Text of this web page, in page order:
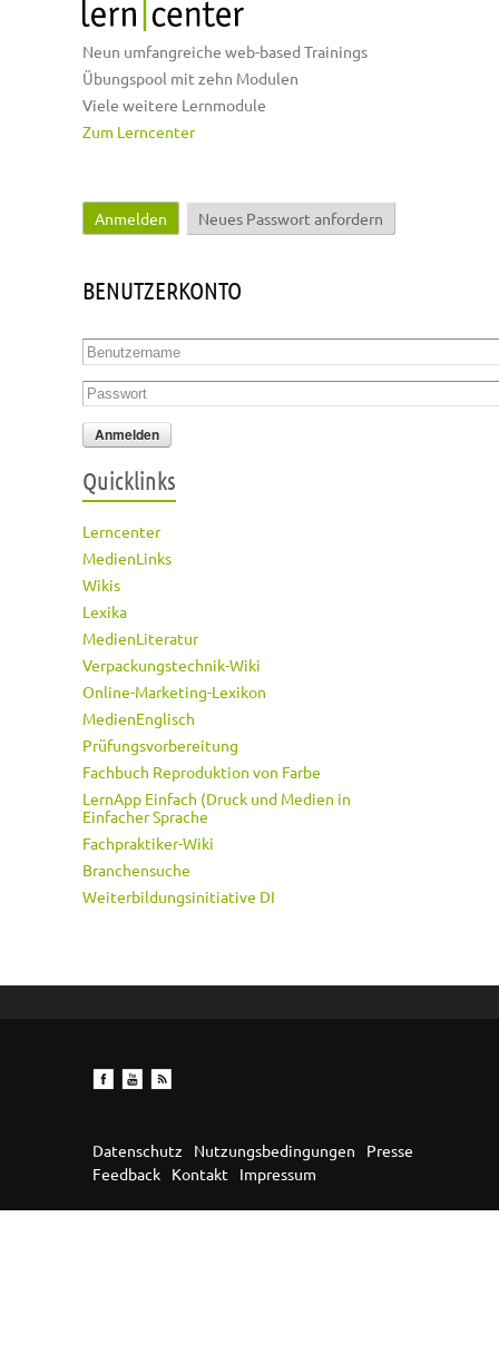
Neun umfangreiche web-based Trainings
Übungspool mit zehn Modulen
Viele weitere Lernmodule
Zum Lerncenter
Haupt-Reiter
Anmelden (aktiver Reiter)
Neues Passwort anfordern
BENUTZERKONTO
Benutzername
Passwort
Quicklinks
Lerncenter
MedienLinks
Wikis
Lexika
MedienLiteratur
Verpackungstechnik-Wiki
Online-Marketing-Lexikon
MedienEnglisch
Prüfungsvorbereitung
Fachbuch Reproduktion von Farbe
LernApp Einfach (Druck und Medien in
Einfacher Sprache
Fachpraktiker-Wiki
Branchensuche
Weiterbildungsinitiative DI
Datenschutz Nutzungsbedingungen
Presse
Feedback
Kontakt Impressum